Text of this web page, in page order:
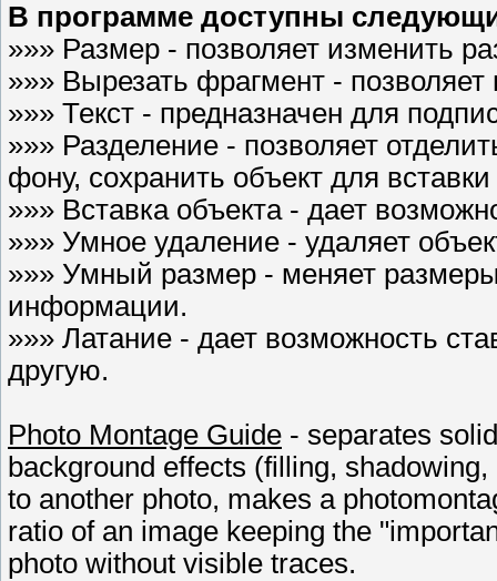
В программе доступны
»»» Размер - позволяет изменить
»»» Вырезать фрагмент -
»»» Текст - предназначен для
»»» Разделение - позволяет
фону, сохранить объект для
»»» Вставка объекта - дает
»»» Умное удаление - удаляет
»»» Умный размер - меняет
информации.
»»» Латание - дает возможность
другую.
Photo Montage Guide - separates
background effects (filling,
to another photo, makes a
ratio of an image keeping the
photo without visible traces.